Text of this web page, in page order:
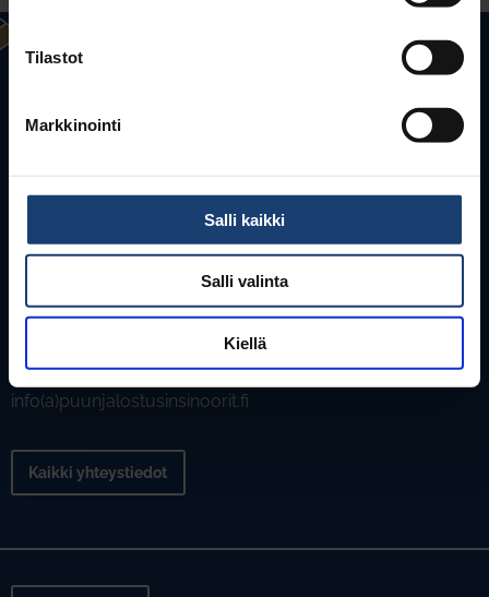
Tilastot
Markkinointi
Salli kaikki
Salli valinta
Kiellä
Puunjalostusinsinöörit ry
Tekniikantie 4 C, 02150 Espoo
Puh. +358 40 132 6688
info(a)puunjalostusinsinoorit.fi
Kaikki yhteystiedot